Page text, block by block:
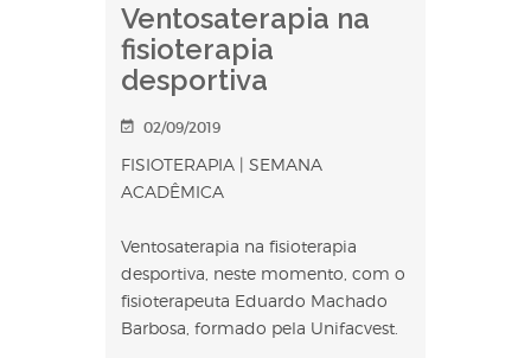
Ventosaterapia na
fisioterapia
desportiva
02/09/2019
FISIOTERAPIA | SEMANA
ACADÊMICA
Ventosaterapia na fisioterapia
desportiva, neste momento, com o
fisioterapeuta Eduardo Machado
Barbosa, formado pela Unifacvest.